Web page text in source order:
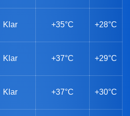
Klar +35°C +28°C
Klar +37°C +29°C
Klar +37°C +30°C